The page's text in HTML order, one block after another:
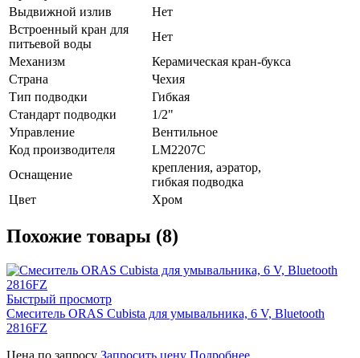
Выдвижной излив
Нет
Встроенный кран для
питьевой воды
Нет
Механизм
Керамическая кран-букса
Страна
Чехия
Тип подводки
Гибкая
Стандарт подводки
1/2"
Управление
Вентильное
Код производителя
LM2207C
Оснащение
крепления, аэратор,
гибкая подводка
Цвет
Хром
Похожие товары (8)
Быстрый просмотр
Смеситель ORAS Cubista для умывальника, 6 V, Bluetooth
2816FZ
Цена по запросу Запросить цену Подробнее